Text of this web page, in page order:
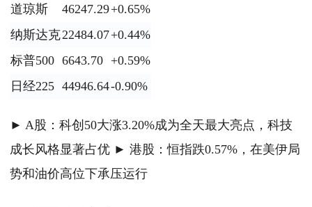
道琼斯
46247.29+0.65%
纳斯达克22484.07+0.44%
标普500 6643.70 +0.59%
日经225 44946.64-0.90%
► A股：科创50大涨3.20%成为全天最大亮点，科技
成长风格显著占优 ► 港股：恒指跌0.57%，在美伊局
势和油价高位下承压运行